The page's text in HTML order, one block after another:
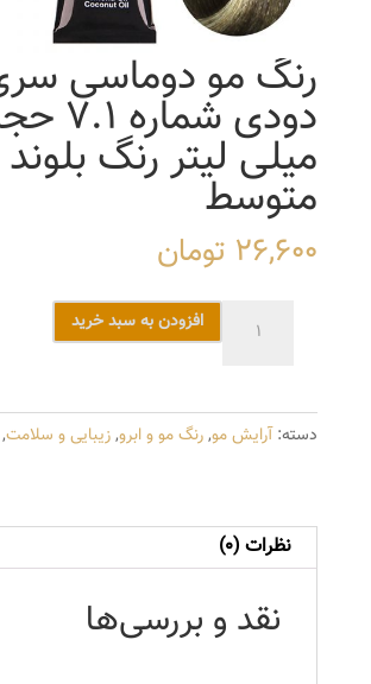
رنگ مو دوماسی
میلی لیتر رنگ
متوسط
26,600 تومان
سری
دودی
حجم
120
میلی
لیتر
افزودن به سبد خرید
دسته:آرایش مو,رنگ مو و ابرو,زیبایی و سلامت,
نظرات (0)
نقد و بررسی‌ها